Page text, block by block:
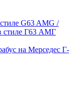
G63 AMG /
стиле Г63 АМГ